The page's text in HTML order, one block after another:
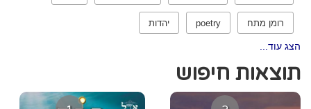
רומן מתח poetry יהדות
הצג עוד...
תוצאות חיפוש